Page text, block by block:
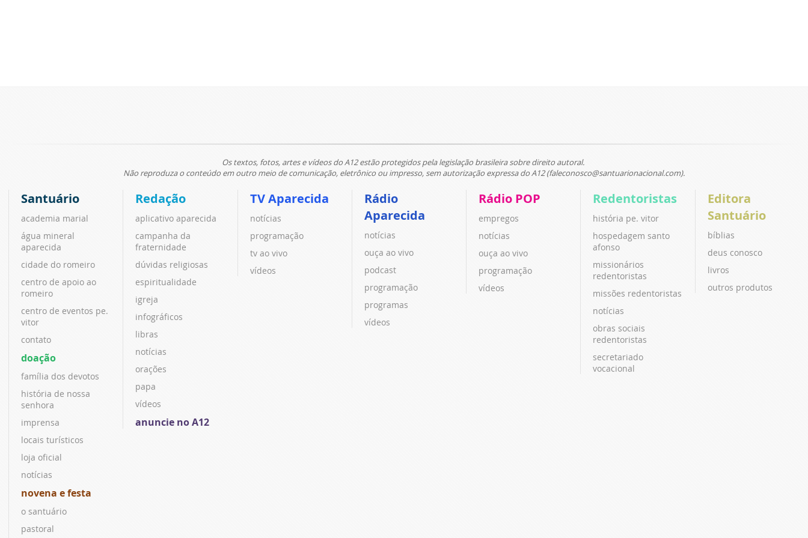
Os textos, fotos, artes e vídeos do A12 estão protegidos pela legislação brasileira sobre direito autoral.
Não reproduza o conteúdo em outro meio de comunicação, eletrônico ou impresso, sem autorização expressa do A12 (faleconosco@santuarionacional.com).
Santuário
academia marial
água mineral
aparecida
cidade do romeiro
centro de apoio ao
romeiro
centro de eventos pe.
vitor
contato
doação
família dos devotos
história de nossa
senhora
imprensa
locais turísticos
loja oficial
notícias
novena e festa
o santuário
pastoral
Redação
aplicativo aparecida
campanha da
fraternidade
dúvidas religiosas
espiritualidade
igreja
infográficos
libras
notícias
orações
papa
vídeos
anuncie no A12
TV Aparecida
notícias
programação
tv ao vivo
vídeos
Rádio
Aparecida
notícias
ouça ao vivo
podcast
programação
programas
vídeos
Rádio POP
empregos
notícias
ouça ao vivo
programação
vídeos
Redentoristas
história pe. vitor
hospedagem santo
afonso
missionários
redentoristas
missões redentoristas
notícias
obras sociais
redentoristas
secretariado
vocacional
Editora
Santuário
bíblias
deus conosco
livros
outros produtos